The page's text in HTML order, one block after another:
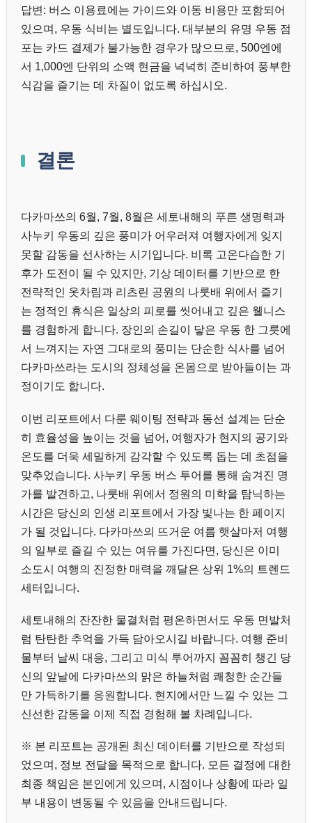
답변: 버스 이용료에는 가이드와 이동 비용만 포함되어
있으며, 우동 식비는 별도입니다. 대부분의 유명 우동 점
포는 카드 결제가 불가능한 경우가 많으므로, 500엔에
서 1,000엔 단위의 소액 현금을 넉넉히 준비하여 풍부한
식감을 즐기는 데 차질이 없도록 하십시오.
결론
다카마쓰의 6월, 7월, 8월은 세토내해의 푸른 생명력과
사누키 우동의 깊은 풍미가 어우러져 여행자에게 잊지
못할 감동을 선사하는 시기입니다. 비록 고온다습한 기
후가 도전이 될 수 있지만, 기상 데이터를 기반으로 한
전략적인 옷차림과 리츠린 공원의 나룻배 위에서 즐기
는 정적인 휴식은 일상의 피로를 씻어내고 깊은 웰니스
를 경험하게 합니다. 장인의 손길이 닿은 우동 한 그릇에
서 느껴지는 자연 그대로의 풍미는 단순한 식사를 넘어
다카마쓰라는 도시의 정체성을 온몸으로 받아들이는 과
정이기도 합니다.
이번 리포트에서 다룬 웨이팅 전략과 동선 설계는 단순
히 효율성을 높이는 것을 넘어, 여행자가 현지의 공기와
온도를 더욱 세밀하게 감각할 수 있도록 돕는 데 초점을
맞추었습니다. 사누키 우동 버스 투어를 통해 숨겨진 명
가를 발견하고, 나룻배 위에서 정원의 미학을 탐닉하는
시간은 당신의 인생 리포트에서 가장 빛나는 한 페이지
가 될 것입니다. 다카마쓰의 뜨거운 여름 햇살마저 여행
의 일부로 즐길 수 있는 여유를 가진다면, 당신은 이미
소도시 여행의 진정한 매력을 깨달은 상위 1%의 트렌드
세터입니다.
세토내해의 잔잔한 물결처럼 평온하면서도 우동 면발처
럼 탄탄한 추억을 가득 담아오시길 바랍니다. 여행 준비
물부터 날씨 대응, 그리고 미식 투어까지 꼼꼼히 챙긴 당
신의 앞날에 다카마쓰의 맑은 하늘처럼 쾌청한 순간들
만 가득하기를 응원합니다. 현지에서만 느낄 수 있는 그
신선한 감동을 이제 직접 경험해 볼 차례입니다.
※ 본 리포트는 공개된 최신 데이터를 기반으로 작성되
었으며, 정보 전달을 목적으로 합니다. 모든 결정에 대한
최종 책임은 본인에게 있으며, 시점이나 상황에 따라 일
부 내용이 변동될 수 있음을 안내드립니다.